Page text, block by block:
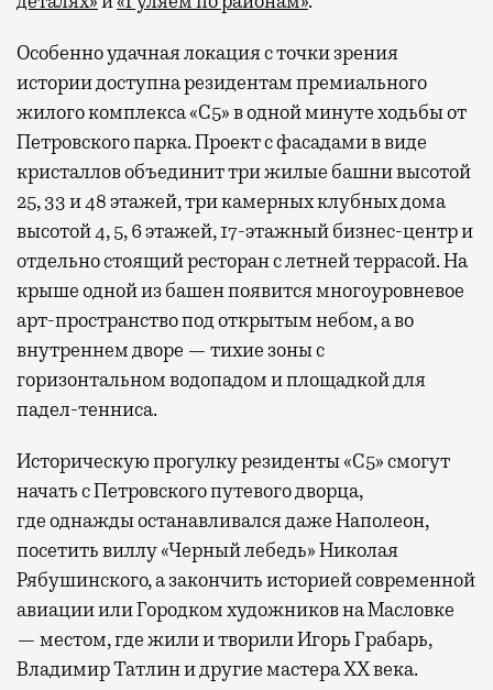
Особенно удачная локация с точки зрения
истории доступна резидентам премиального
жилого комплекса «С5»в одной минуте ходьбы от
Петровского парка. Проект с фасадами в виде
кристаллов объединит три жилые башни высотой
25, 33 и 48 этажей, три камерных клубных дома
высотой 4, 5, 6 этажей, 17-этажный бизнес-центр и
отдельно стоящий ресторан с летней террасой. На
крыше одной из башен появится многоуровневое
арт-пространство под открытым небом, а во
внутреннем дворе — тихие зоны с
горизонтальном водопадом и площадкой для
падел-тенниса.
Историческую прогулку резиденты «С5» смогут
начать с Петровского путевого дворца,
гдеоднажды останавливался даже Наполеон,
посетить виллу «Черный лебедь» Николая
Рябушинского, а закончить историей современной
авиации или Городком художников на Масловке
— местом, где жили и творили Игорь Грабарь,
Владимир Татлин и другие мастера XX века.